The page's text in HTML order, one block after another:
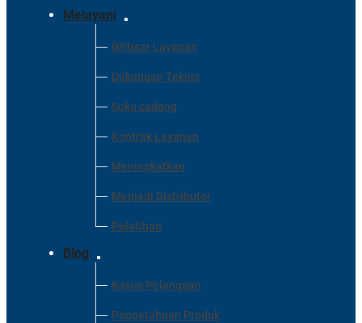
Melayani
Ikhtisar Layanan
Dukungan Teknis
Suku cadang
Kontrak Layanan
Meningkatkan
Menjadi Distributor
Pelatihan
Blog
Kasus Pelanggan
Pengetahuan Produk